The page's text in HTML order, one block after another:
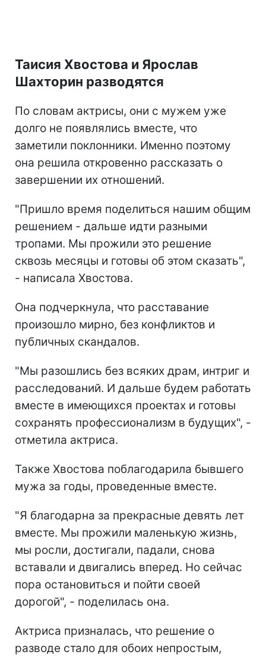
Таисия Хвостова и Ярослав
Шахторин разводятся
По словам актрисы, они с мужем уже
долго не появлялись вместе, что
заметили поклонники. Именно поэтому
она решила откровенно рассказать о
завершении их отношений.
"Пришло время поделиться нашим общим
решением - дальше идти разными
тропами. Мы прожили это решение
сквозь месяцы и готовы об этом сказать",
- написала Хвостова.
Она подчеркнула, что расставание
произошло мирно, без конфликтов и
публичных скандалов.
"Мы разошлись без всяких драм, интриг и
расследований. И дальше будем работать
вместе в имеющихся проектах и готовы
сохранять профессионализм в будущих", -
отметила актриса.
Также Хвостова поблагодарила бывшего
мужа за годы, проведенные вместе.
"Я благодарна за прекрасные девять лет
вместе. Мы прожили маленькую жизнь,
мы росли, достигали, падали, снова
вставали и двигались вперед. Но сейчас
пора остановиться и пойти своей
дорогой", - поделилась она.
Актриса призналась, что решение о
разводе стало для обоих непростым,